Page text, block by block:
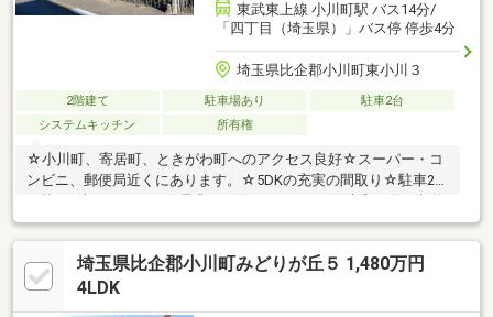
東武東上線 小川町駅 バス14分/
「四丁目（埼玉県）」バス停 停歩4分
埼玉県比企郡小川町東小川３
2階建て 駐車場あり
駐車2台
システムキッチン
所有権
☆小川町、寄居町、ときがわ町へのアクセス良好☆スーパー・コ
ンビニ、郵便局近くにあります。☆5DKの充実の間取り☆駐車2台
不適合責任免責となります。※司法書士は媒介会社指定となりま
す。※現況優先となりますので、予めご承知おき下さい。自然豊
かな小川町で、のびのびとした新生活をスタートしませんか？空
家につき、お客様のご都合に合わせてゆっくりとご内見いただけ
埼玉県比企郡小川町みどりが丘５ 1,480万円
4LDK